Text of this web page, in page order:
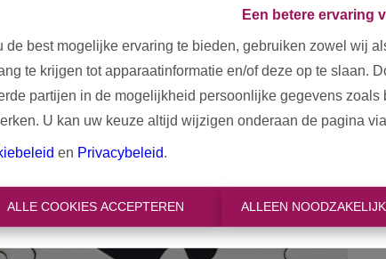
Een betere ervaring
de best mogelijke ervaring te bieden, gebruiken zowel wij
te krijgen tot apparaatinformatie en/of deze op te slaan.
partijen in de mogelijkheid persoonlijke gegevens
U kan uw keuze altijd wijzigen onderaan de pagina
en Privacybeleid.
ALLE COOKIES ACCEPTEREN ALLEEN